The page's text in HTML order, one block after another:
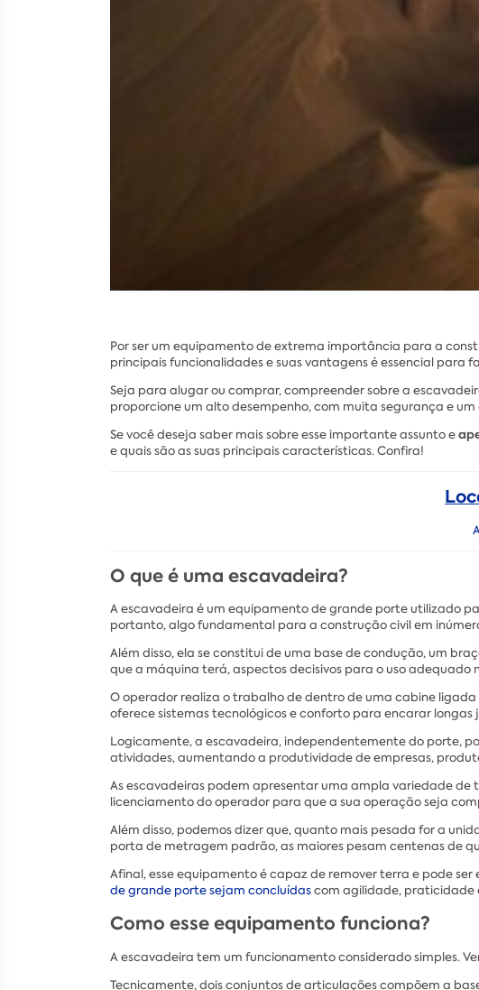
Por ser um equipamento de extrema importância para a
principais funcionalidades e suas vantagens é essencial para
Seja para alugar ou comprar, compreender sobre a
proporcione um alto desempenho, com muita segurança e
Se você deseja saber mais sobre esse importante assunto e
e quais são as suas principais características. Confira!
O que é uma escavadeira?
A escavadeira é um equipamento de grande porte utilizado
portanto, algo fundamental para a construção civil em
Além disso, ela se constitui de uma base de condução, um
que a máquina terá, aspectos decisivos para o uso adequado
O operador realiza o trabalho de dentro de uma cabine
oferece sistemas tecnológicos e conforto para encarar
Logicamente, a escavadeira, independentemente do porte,
atividades, aumentando a produtividade de empresas,
As escavadeiras podem apresentar uma ampla variedade
licenciamento do operador para que a sua operação seja
Além disso, podemos dizer que, quanto mais pesada for a
porta de metragem padrão, as maiores pesam centenas de
Afinal, esse equipamento é capaz de remover terra e pode
de grande porte sejam concluídascom agilidade, praticidade
Como esse equipamento funciona?
A escavadeira tem um funcionamento considerado simples.
Tecnicamente, dois conjuntos de articulações compõem a